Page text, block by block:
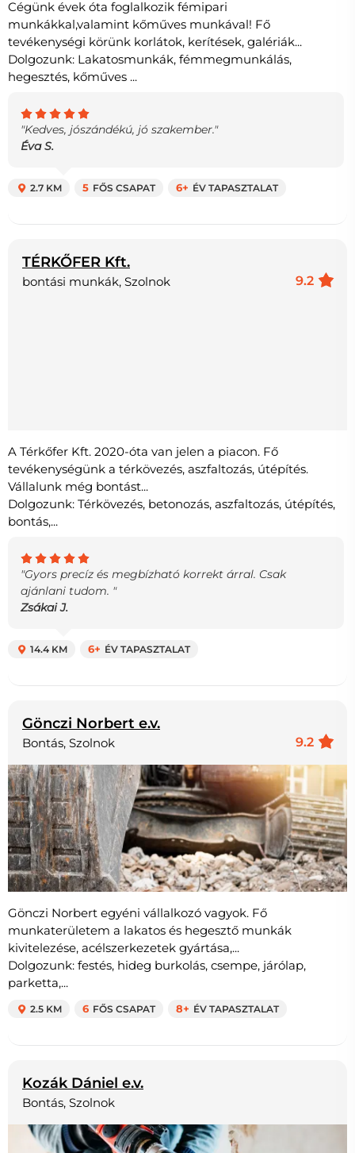
Cégünk évek óta foglalkozik fémipari
munkákkal,valamint kőműves munkával! Fő
tevékenységi körünk korlátok, kerítések, galériák...
Dolgozunk: Lakatosmunkák, fémmegmunkálás,
hegesztés, kőműves ...
"Kedves, jószándékú, jó szakember."
Éva S.
2.7 KM 5 FŐS CSAPAT 6+ ÉV TAPASZTALAT
TÉRKŐFER Kft.
9.2
bontási munkák, Szolnok
A Térkőfer Kft. 2020-óta van jelen a piacon. Fő
tevékenységünk a térkövezés, aszfaltozás, útépítés.
Vállalunk még bontást...
Dolgozunk: Térkövezés, betonozás, aszfaltozás, útépítés,
bontás,...
"Gyors precíz és megbízható korrekt árral. Csak
ajánlani tudom. "
Zsákai J.
14.4 KM 6+ ÉV TAPASZTALAT
Gönczi Norbert e.v.
9.2
Bontás, Szolnok
Gönczi Norbert egyéni vállalkozó vagyok. Fő
munkaterületem a lakatos és hegesztő munkák
kivitelezése, acélszerkezetek gyártása,...
Dolgozunk: festés, hideg burkolás, csempe, járólap,
parketta,...
2.5 KM 6 FŐS CSAPAT 8+ ÉV TAPASZTALAT
Kozák Dániel e.v.
Bontás, Szolnok